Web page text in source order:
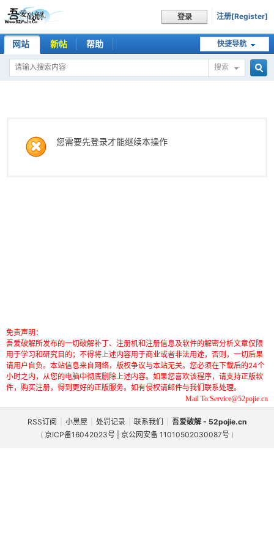
登录 注册[Register]
快捷导航
网站 新帖 帮助
搜索
您需要先登录才能继续本操作
免责声明：
吾爱破解所发布的一切破解补丁、注册机和注册信息及软件的解密分析文章仅限
用于学习和研究目的；不得将上述内容用于商业或者非法用途，否则，一切后果
请用户自负。本站信息来自网络，版权争议与本站无关。您必须在下载后的24个
小时之内，从您的电脑中彻底删除上述内容。如果您喜欢该程序，请支持正版软
件，购买注册，得到更好的正版服务。如有侵权请邮件与我们联系处理。
Mail To:Service@52pojie.cn
RSS订阅 小黑屋 处罚记录 联系我们
吾爱破解 - 52pojie.cn
( 京ICP备16042023号 | 京公网安备 11010502030087号 )